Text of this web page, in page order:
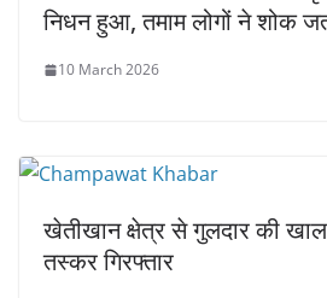
निधन हुआ, तमाम लोगों ने शोक
10 March 2026
खेतीखान क्षेत्र से गुलदार की
तस्कर गिरफ्तार